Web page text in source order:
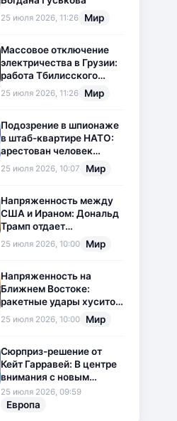
25 июля 2026, 11:26 Мир
Массовое отключение
электричества в Грузии:
работа Тбилисского
метрополитена
приостановлена
25 июля 2026, 11:26 Мир
Подозрение в шпионаже
в штаб-квартире НАТО:
арестован человек
китайского
происхождения
25 июля 2026, 10:07 Мир
Напряженность между
США и Ираном: Дональд
Трамп отдает
предпочтение
дипломатии
25 июля 2026, 10:00 Мир
Напряженность на
Ближнем Востоке:
ракетные удары хуситов
по Саудовской Аравии
загоняют ситуацию в
25 июля 2026, 10:00 Мир
Сюрприз-решение от
Кейт Гарравей: В центре
внимания с новым
любовным
приключением
25 июля 2026, 09:59
Европа